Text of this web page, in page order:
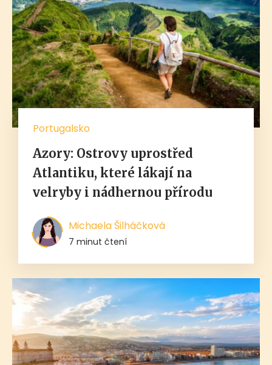
Portugalsko
Azory: Ostrovy uprostřed
Atlantiku, které lákají na
velryby i nádhernou přírodu
Michaela Šilháčková
7 minut čtení